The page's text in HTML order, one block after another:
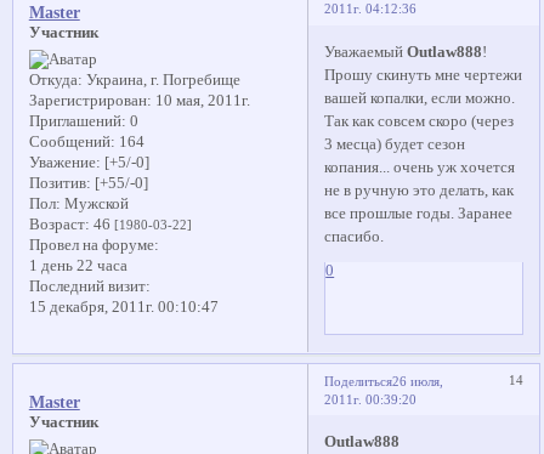
2011г. 04:12:36
Master
Участник
Откуда: Украина, г. Погребище
Зарегистрирован: 10 мая, 2011г.
Приглашений: 0
Сообщений: 164
Уважение: [+5/-0]
Позитив: [+55/-0]
Пол: Мужской
Возраст: 46 [1980-03-22]
Провел на форуме:
1 день 22 часа
Последний визит:
15 декабря, 2011г. 00:10:47
УважаемыйOutlaw888!
Прошу скинуть мне чертежи
вашей копалки, если можно.
Так как совсем скоро (через
3 месца) будет сезон
копания... очень уж хочется
не в ручную это делать, как
все прошлые годы. Заранее
спасибо.
0
Поделиться 14
26 июля,
2011г. 00:39:20
Master
Участник
Outlaw888